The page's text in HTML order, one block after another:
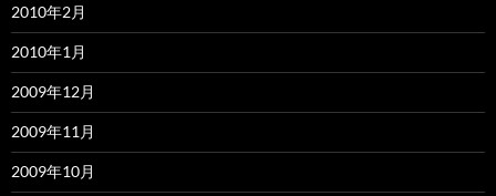
2010年2月
2010年1月
2009年12月
2009年11月
2009年10月